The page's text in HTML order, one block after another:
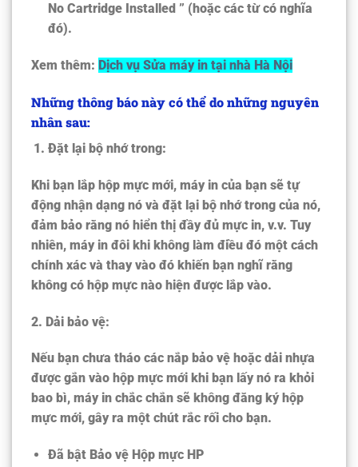
No Cartridge Installed ” (hoặc các từ có nghĩa
đó).
Xem thêm: Dịch vụ Sửa máy in tại nhà Hà Nội
Những thông báo này có thể do những nguyên
nhân sau:
Đặt lại bộ nhớ trong:
Khi bạn lắp hộp mực mới, máy in của bạn sẽ tự
động nhận dạng nó và đặt lại bộ nhớ trong của nó,
đảm bảo rằng nó hiển thị đầy đủ mực in, v.v. Tuy
nhiên, máy in đôi khi không làm điều đó một cách
chính xác và thay vào đó khiến bạn nghĩ rằng
không có hộp mực nào hiện được lắp vào.
2. Dải bảo vệ:
Nếu bạn chưa tháo các nắp bảo vệ hoặc dải nhựa
được gắn vào hộp mực mới khi bạn lấy nó ra khỏi
bao bì, máy in chắc chắn sẽ không đăng ký hộp
mực mới, gây ra một chút rắc rối cho bạn.
Đã bật Bảo vệ Hộp mực HP